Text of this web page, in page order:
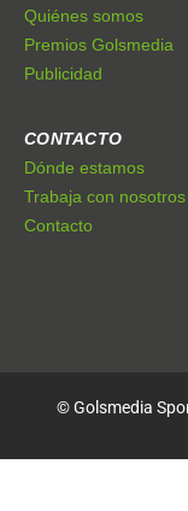
Quiénes somos
Premios Golsmedia
Publicidad
CONTACTO
Dónde estamos
Trabaja con nosotros
Contacto
© Golsmedia